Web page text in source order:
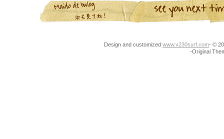
Design and customized www.v230surf.com- ©
-Original